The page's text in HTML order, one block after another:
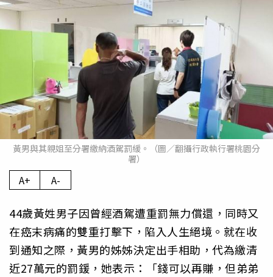
黃男與其親姐至分署繳納酒駕罰緩。（圖／翻攝行政執行署桃園分
署）
A+ A-
44歲黃姓男子因曾經酒駕遭重罰無力償還，同時又
在癌末病痛的雙重打擊下，陷入人生絕境。就在收
到通知之際，黃男的姊姊決定出手相助，代為繳清
近27萬元的罰鍰，她表示：「錢可以再賺，但弟弟